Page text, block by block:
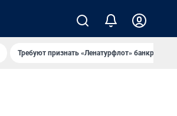
Требуют признать «Ленатурфлот» банкротом